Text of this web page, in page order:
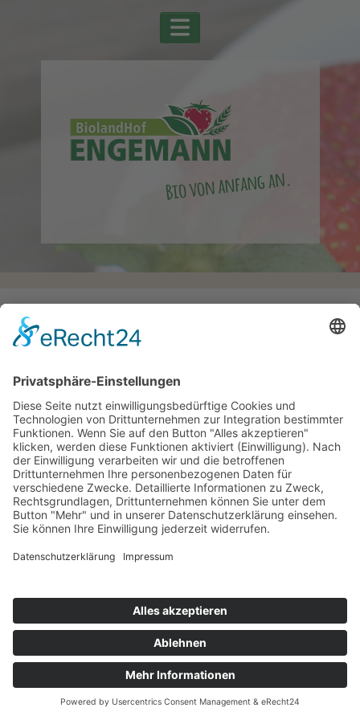
Startseite
Teil des Titels eingeben
Anzeige #
Himbeer-
Quark
mit
Crunch
Himbeer-
Tiramisu
Obstsmoothie
Himbeere-
Melone
© Biolandhof Engemann
KONTAKT|BILDERGALERIE|LINKS|IMPRESSUM|DATENSCHUTZ|
LOGIN/LOGOUT|COOKIES